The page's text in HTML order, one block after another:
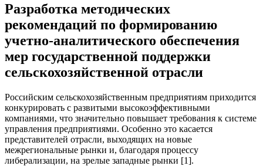
Разработка методических
рекомендаций по формированию
учетно-аналитического обеспечения
мер государственной поддержки
сельскохозяйственной отрасли
Российским сельскохозяйственным предприятиям приходится
конкурировать с развитыми высокоэффективными
компаниями, что значительно повышает требования к системе
управления предприятиями. Особенно это касается
представителей отрасли, выходящих на новые
межрегиональные рынки и, благодаря процессу
либерализации, на зрелые западные рынки [1].